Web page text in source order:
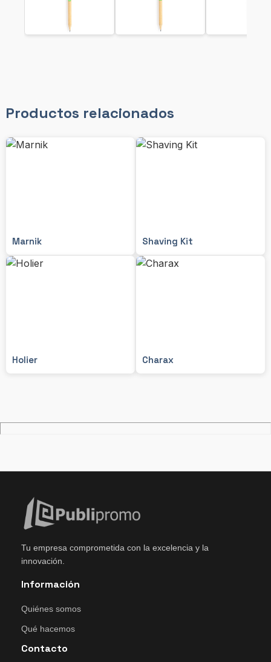
Productos relacionados
Marnik Shaving Kit
Holier Charax
Tu empresa comprometida con la excelencia y la
innovación.
Información
Quiénes somos
Qué hacemos
Contacto